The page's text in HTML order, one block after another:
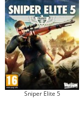
Sniper Elite 5